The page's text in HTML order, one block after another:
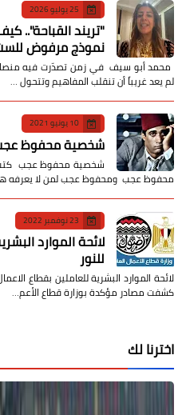
25 يوليو 2026
​"تريند القباحة"..
نموذج مرفوض
محمد أبو سيف ​في زمن تصدّرت فيه منصات
لم يعد غريباً أن تنقلب المفاهيم وتتحول …
10 يونيو 2021
شخصية محفوظ
شخصية محفوظ عجب كتب
محفوظ عجب ومحفوظ عجب لمن لا يعرفه هو
23 نوفمبر 2022
لائحة الموارد
للنور
لائحة الموارد البشرية للعاملين بقطاع
كشفت مصادر مؤكدة بوزارة قطاع الأعم…
اخترنا لك